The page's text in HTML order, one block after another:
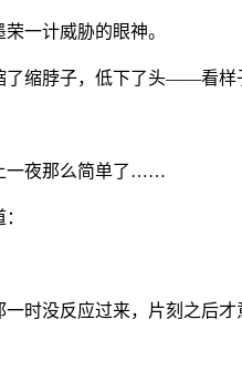
一计威胁的眼神。
缩脖子，低下了头——看样
一夜那么简单了……
时没反应过来，片刻之后才